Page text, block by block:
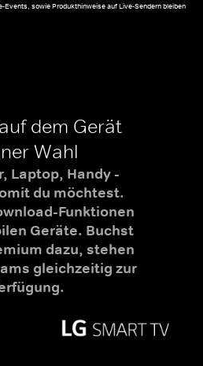
Events, sowie Produkthinweise auf Live-Sendern bleiben
dem Gerät
Wahl
Laptop, Handy -
du möchtest.
Funktionen
Geräte. Buchst
dazu, stehen
gleichzeitig zur